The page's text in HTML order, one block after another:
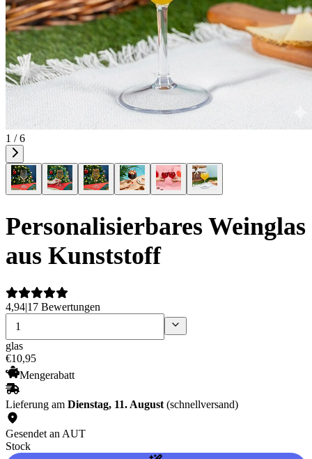
1 / 6
Personalisierbares Weinglas
aus Kunststoff
4,94|17 Bewertungen
glas
€10,95
Mengerabatt
Lieferung am Dienstag, 11. August (schnellversand)
Gesendet an AUT
Stock